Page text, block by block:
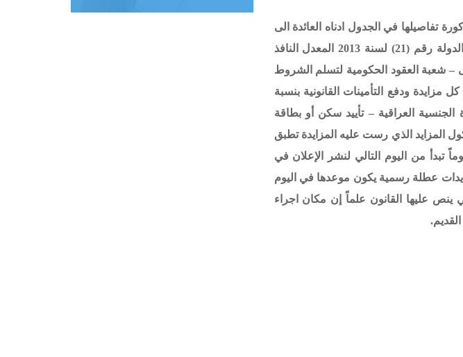
تفاصيلها في الجدول ادناه العائدة الى
جامعة ديالى – كلية التربية للعلوم الانسانية بالمزايدة العلنية وفق قانون بيع وايجار اموال الدولة رقم (21) لسنة 2013 المعدل النافذ
– شعبة العقود الحكومية لتسلم الشروط
للرد عن كل مزايدة ودفع التأمينات القانونية بنسبة
الجنسية العراقية – تأييد سكن أو بطاقة
المزايد الذي رست عليه المزايدة تطبق
من القانون اعلاه علما إن موعد المزايدات بعد (30) ثلاثون يوماً تبدأ من اليوم التالي لنشر الإعلان في
، وفي حالة مصادفة يوم المزايدات عطلة رسمية يكون موعدها في اليوم
الخدمة البالغة 2% وكافة الرسوم التي ينص عليها القانون علماً إن مكان اجراء